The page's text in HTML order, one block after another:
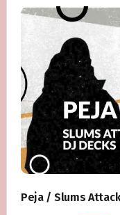
Peja / Slums